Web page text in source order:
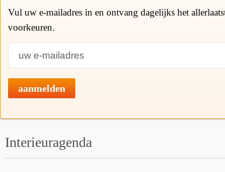
Vul uw e-mailadres in en ontvang dagelijks het
voorkeuren.
aanmelden
Interieuragenda